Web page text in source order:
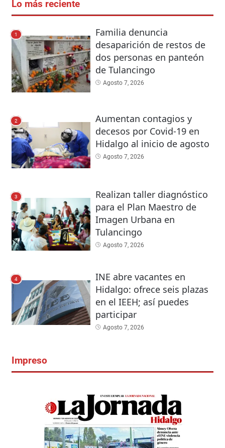
Lo más reciente
1
Familia denuncia
desaparición de restos de
dos personas en panteón
de Tulancingo
Agosto 7, 2026
2
Aumentan contagios y
decesos por Covid-19 en
Hidalgo al inicio de agosto
Agosto 7, 2026
3
Realizan taller diagnóstico
para el Plan Maestro de
Imagen Urbana en
Tulancingo
Agosto 7, 2026
4
INE abre vacantes en
Hidalgo: ofrece seis plazas
en el IEEH; así puedes
participar
Agosto 7, 2026
Impreso